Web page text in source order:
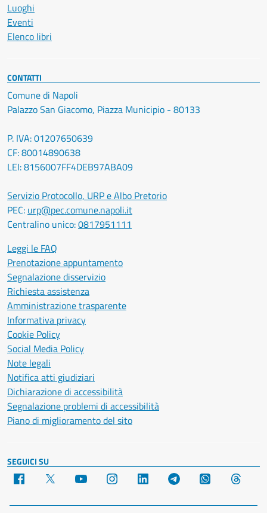
Luoghi
Eventi
Elenco libri
CONTATTI
Comune di Napoli
Palazzo San Giacomo, Piazza Municipio - 80133
P. IVA: 01207650639
CF: 80014890638
LEI: 8156007FF4DEB97ABA09
Servizio Protocollo, URP e Albo Pretorio
PEC: urp@pec.comune.napoli.it
Centralino unico:0817951111
Leggi le FAQ
Prenotazione appuntamento
Segnalazione disservizio
Richiesta assistenza
Amministrazione trasparente
Informativa privacy
Cookie Policy
Social Media Policy
Note legali
Notifica atti giudiziari
Dichiarazione di accessibilità
Segnalazione problemi di accessibilità
Piano di miglioramento del sito
SEGUICI SU
Facebook YouTube Instagram LinkedIn Telegram WhatsApp